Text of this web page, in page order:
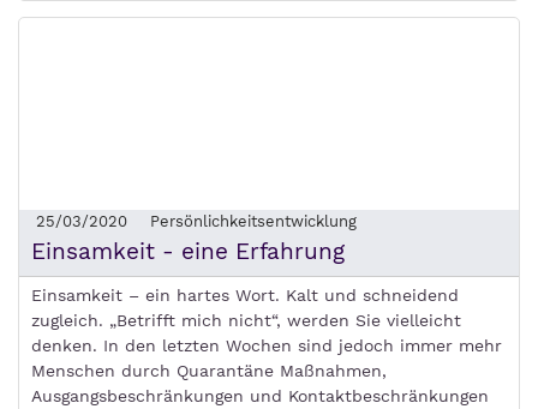
25/03/2020 Persönlichkeitsentwicklung
Einsamkeit - eine Erfahrung
Einsamkeit – ein hartes Wort. Kalt und schneidend
zugleich. „Betrifft mich nicht“, werden Sie vielleicht
denken. In den letzten Wochen sind jedoch immer mehr
Menschen durch Quarantäne Maßnahmen,
Ausgangsbeschränkungen und Kontaktbeschränkungen